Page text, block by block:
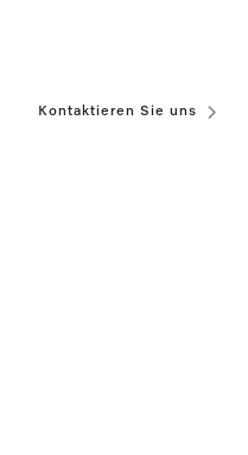
Kontaktieren Sie uns